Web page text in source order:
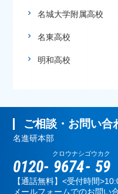
名城大学附属高校
名東高校
明和高校
ご相談・お問い合
名進研本部
0120- 9674
クロウナシ
- 59
ゴウカク
【通話無料】<受付時間
メールフォームでのお問い